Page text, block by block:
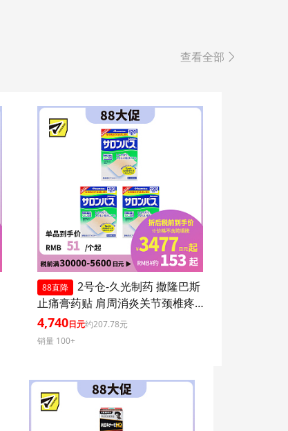
查看全部
88直降
2号仓-久光制药 撒隆巴斯
止痛膏药贴 肩周消炎关节颈椎疼
4.6×7.2cm 120贴 3个装【第3类医
药品】
4,740日元约207.78元
销量 100+